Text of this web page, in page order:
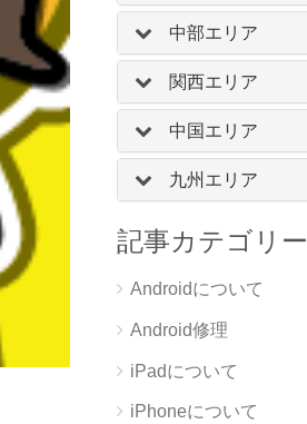
中部エリア
関西エリア
中国エリア
九州エリア
記事カテゴリー
Androidについて
Android修理
iPadについて
iPhoneについて